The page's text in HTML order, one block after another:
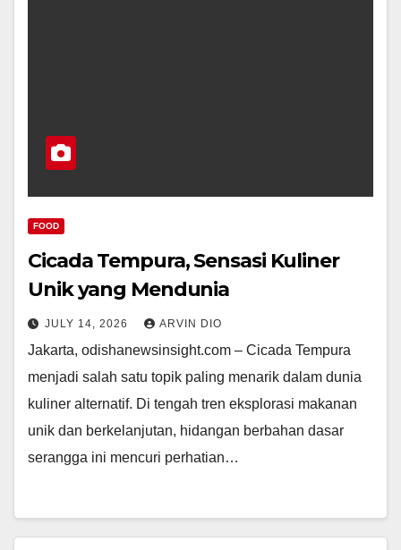
FOOD
Cicada Tempura, Sensasi Kuliner
Unik yang Mendunia
JULY 14, 2026 ARVIN DIO
Jakarta, odishanewsinsight.com – Cicada Tempura
menjadi salah satu topik paling menarik dalam dunia
kuliner alternatif. Di tengah tren eksplorasi makanan
unik dan berkelanjutan, hidangan berbahan dasar
serangga ini mencuri perhatian…